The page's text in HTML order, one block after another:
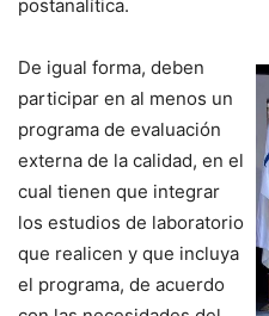
postanalítica.
De igual forma, deben
participar en al menos un
programa de evaluación
externa de la calidad, en el
cual tienen que integrar
los estudios de laboratorio
que realicen y que incluya
el programa, de acuerdo